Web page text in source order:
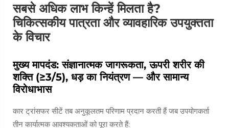
सबसे अधिक लाभ किन्हें मिलता है?
चिकित्सकीय पात्रता और व्यावहारिक उपयुक्तता
के विचार
मुख्य मापदंड: संज्ञानात्मक जागरूकता, ऊपरी शरीर की
शक्ति (≥3/5), धड़ का नियंत्रण — और सामान्य
विरोधाभास
कार ट्रांसफर सीटें तब अनुकूलतम परिणाम प्रदान करती हैं जब उपयोगकर्ता
तीन कार्यात्मक आवश्यकताओं को पूरा करते हैं: